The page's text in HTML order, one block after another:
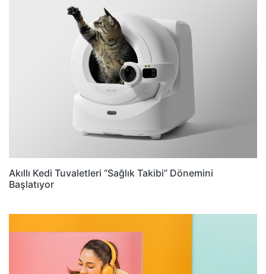
Akıllı Kedi Tuvaletleri “Sağlık Takibi” Dönemini
Başlatıyor